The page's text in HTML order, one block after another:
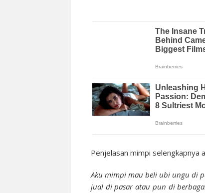
Penjelasan mimpi selengkapnya
Aku mimpi mau beli ubi ungu di
jual di pasar atau pun di